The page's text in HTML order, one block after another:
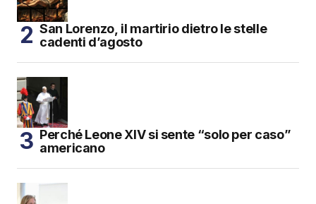
San Lorenzo, il martirio dietro le stelle
cadenti d’agosto
Perché Leone XIV si sente “solo per caso”
americano